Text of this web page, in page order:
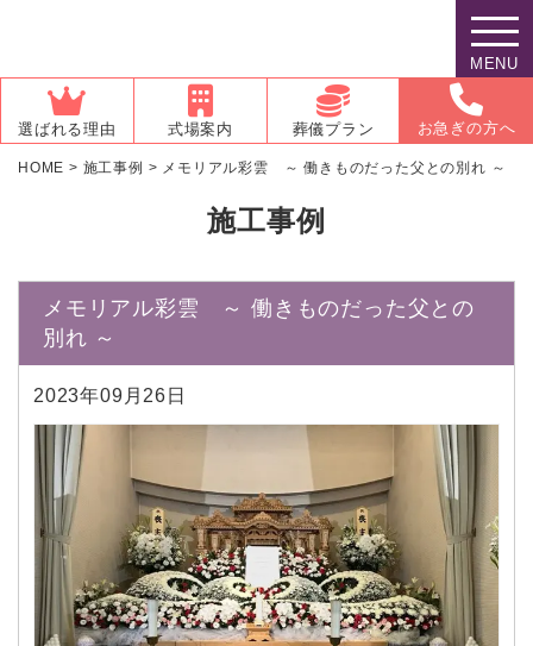
MENU
選ばれる理由 式場案内 葬儀プラン お急ぎの方へ
HOME > 施工事例 > メモリアル彩雲 ～ 働きものだった父との別れ ～
施工事例
メモリアル彩雲 ～ 働きものだった父との
別れ ～
2023年09月26日